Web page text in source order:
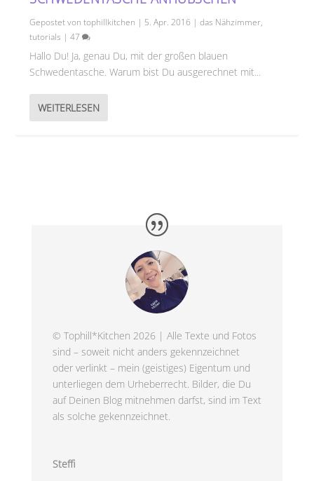
Gepostet vontophillkitchen | 5. Apr. 2016 |das Nähzimmer,
tutorials |47
Hallo Du! Ja, genau Du, mit der großen blauen
Schwedentasche. Warum bist Du ausgerechnet mit...
WEITERLESEN
© Tophill*Kitchen 2026 | Alle Texte und Fotos
sind – soweit nicht anders gekennzeichnet
oder verlinkt – mein (geistiges) Eigentum und
unterliegen dem Urheberrecht. Bilder, die Du
auf Deinen Blog mitnehmen darfst, sind im Text
als solche gekennzeichnet.
Steffi